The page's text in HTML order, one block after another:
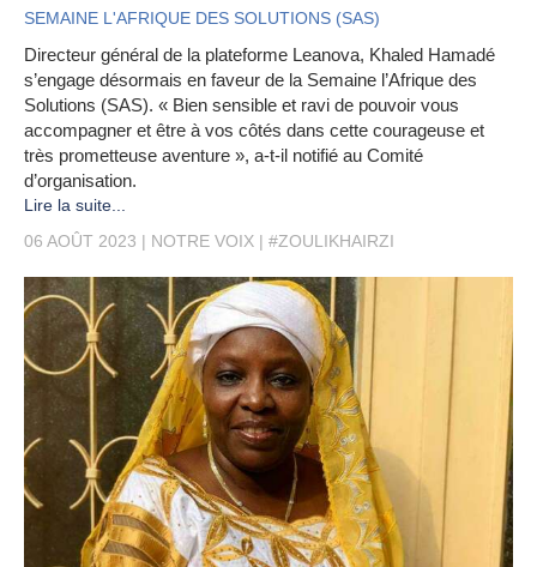
SEMAINE L'AFRIQUE DES SOLUTIONS (SAS)
Directeur général de la plateforme Leanova, Khaled Hamadé
s’engage désormais en faveur de la Semaine l’Afrique des
Solutions (SAS). « Bien sensible et ravi de pouvoir vous
accompagner et être à vos côtés dans cette courageuse et
très prometteuse aventure », a-t-il notifié au Comité
d’organisation.
Lire la suite...
06 AOÛT 2023
NOTRE VOIX #ZOULIKHAIRZI